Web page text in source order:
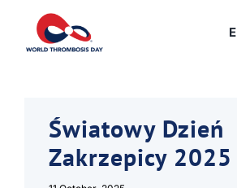
content
Światowy Dzień
Zakrzepicy 2025